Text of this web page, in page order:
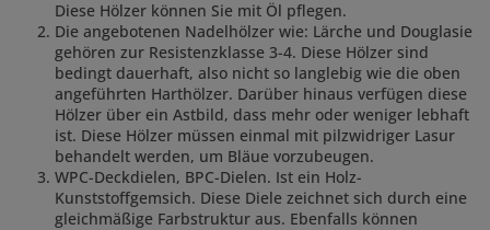
Diese Hölzer können Sie mit Öl pflegen.
Die angebotenen Nadelhölzer wie: Lärche und Douglasie
gehören zur Resistenzklasse 3-4. Diese Hölzer sind
bedingt dauerhaft, also nicht so langlebig wie die oben
angeführten Harthölzer. Darüber hinaus verfügen diese
Hölzer über ein Astbild, dass mehr oder weniger lebhaft
ist. Diese Hölzer müssen einmal mit pilzwidriger Lasur
behandelt werden, um Bläue vorzubeugen.
WPC-Deckdielen, BPC-Dielen. Ist ein Holz-
Kunststoffgemsich. Diese Diele zeichnet sich durch eine
gleichmäßige Farbstruktur aus. Ebenfalls können